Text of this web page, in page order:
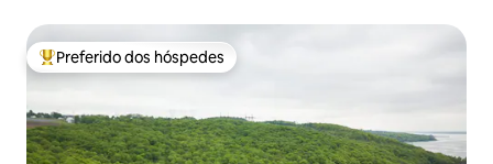
Entre os melhores preferidos dos hóspedes
Preferido dos hóspedes